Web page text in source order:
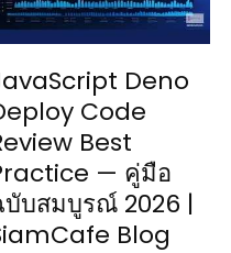
Deno
Code
Best
— คู่มือ
บสมบูรณ์ 2026 |
Blog